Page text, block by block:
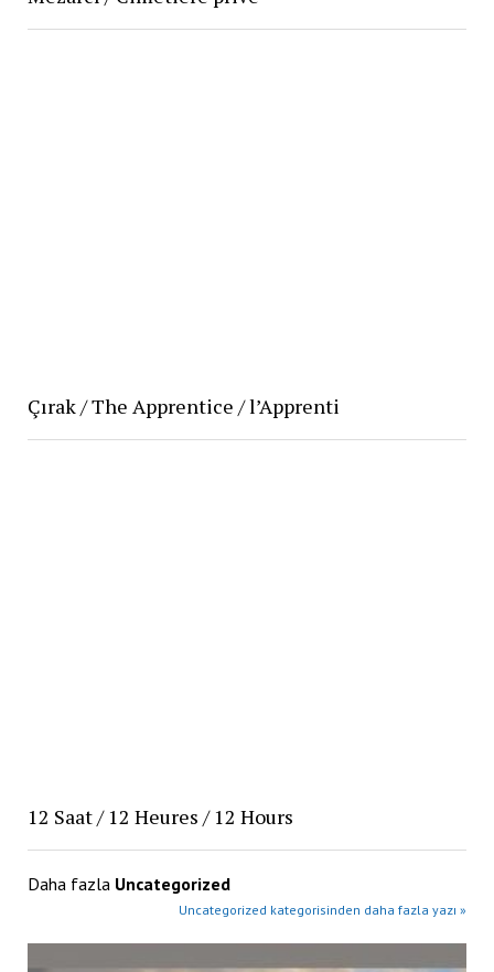
Çırak / The Apprentice / l’Apprenti
12 Saat / 12 Heures / 12 Hours
Daha fazla Uncategorized
Uncategorized kategorisinden daha fazla yazı »